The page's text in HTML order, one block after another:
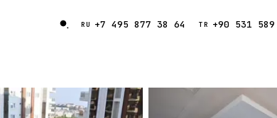
RU +7 495 877 38 64 TR +90 531